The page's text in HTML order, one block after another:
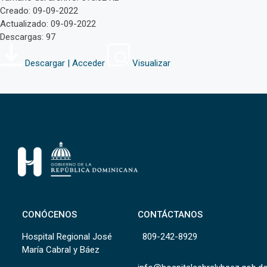
Creado: 09-09-2022
Actualizado: 09-09-2022
Descargas: 97
Descargar | Acceder Visualizar
CONÓCENOS
Hospital Regional José
María Cabral y Báez
CONTÁCTANOS
809-242-8929